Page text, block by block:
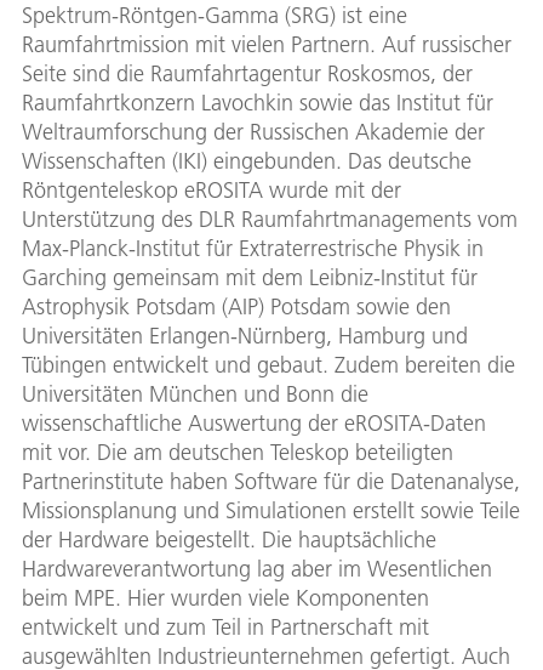
Spektrum-Röntgen-Gamma (SRG) ist eine
Raumfahrtmission mit vielen Partnern. Auf russischer
Seite sind die Raumfahrtagentur Roskosmos, der
Raumfahrtkonzern Lavochkin sowie das Institut für
Weltraumforschung der Russischen Akademie der
Wissenschaften (IKI) eingebunden. Das deutsche
Röntgenteleskop eROSITA wurde mit der
Unterstützung des DLR Raumfahrtmanagements vom
Max-Planck-Institut für Extraterrestrische Physik in
Garching gemeinsam mit dem Leibniz-Institut für
Astrophysik Potsdam (AIP) Potsdam sowie den
Universitäten Erlangen-Nürnberg, Hamburg und
Tübingen entwickelt und gebaut. Zudem bereiten die
Universitäten München und Bonn die
wissenschaftliche Auswertung der eROSITA-Daten
mit vor. Die am deutschen Teleskop beteiligten
Partnerinstitute haben Software für die Datenanalyse,
Missionsplanung und Simulationen erstellt sowie Teile
der Hardware beigestellt. Die hauptsächliche
Hardwareverantwortung lag aber im Wesentlichen
beim MPE. Hier wurden viele Komponenten
entwickelt und zum Teil in Partnerschaft mit
ausgewählten Industrieunternehmen gefertigt. Auch